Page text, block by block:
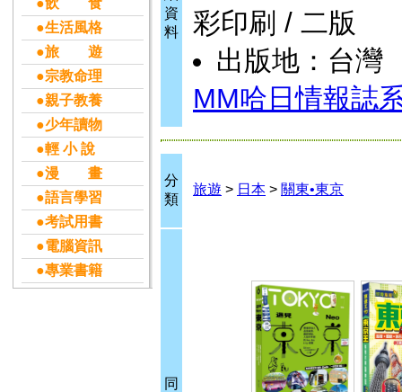
●飲 食
●生活風格
●旅 遊
●宗教命理
●親子教養
●少年讀物
●輕 小 說
●漫 畫
●語言學習
●考試用書
●電腦資訊
●專業書籍
資
料
彩印刷 / 二版
出版地：台灣
MM哈日情報誌
分
類
旅遊 > 日本 > 關東•東京
同